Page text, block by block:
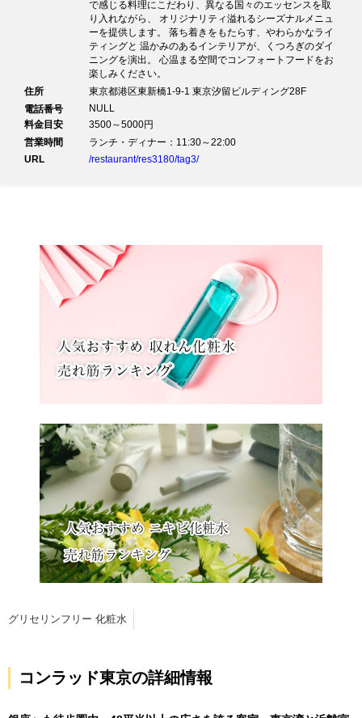
■カービングサービス
・北海道産ハーブ牛ランプ ロースト 山わさび添え
・ハスカップジュレ
・ベイクドチーズケーキ
・とうもろこしカップケーキ
・北海道ソフトクリーム
で感じる料理にこだわり、異なる国々のエッセンスを取
り入れながら、 オリジナリティ溢れるシーズナルメニュ
ーを提供します。 落ち着きをもたらす、やわらかなライ
ティングと 温かみのあるインテリアが、くつろぎのダイ
ニングを演出。 心温まる空間でコンフォートフードをお
楽しみください。
住所
東京都港区東新橋1-9-1 東京汐留ビルディング28F
電話番号
NULL
料金目安
3500～5000円
営業時間
ランチ・ディナー：11:30～22:00
URL
/restaurant/res3180/tag3/
グリセリンフリー 化粧水
コンラッド東京の詳細情報